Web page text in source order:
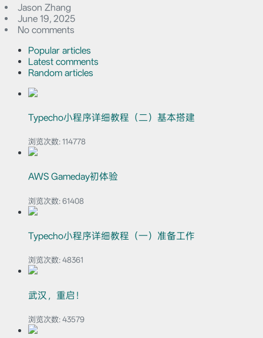
Jason Zhang
June 19, 2025
No comments
Popular articles
Latest comments
Random articles
Typecho小程序详细教程（二）基本搭建
浏览次数: 114778
AWS Gameday初体验
浏览次数: 61408
Typecho小程序详细教程（一）准备工作
浏览次数: 48361
武汉，重启！
浏览次数: 43579